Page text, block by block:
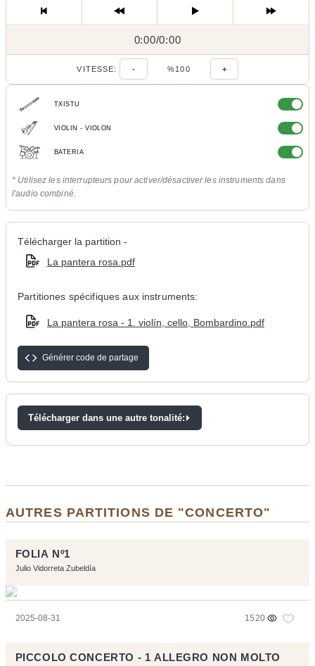
0:00/
0:00/0:00
VITESSE: - %100 +
TXISTU
VIOLIN - VIOLON
BATERIA
* Utilisez les interrupteurs pour activer/désactiver les instruments dans
l'audio combiné.
Télécharger la partition -
La pantera rosa.pdf
Partitiones spécifiques aux instruments:
La pantera rosa - 1. violín, cello, Bombardino.pdf
Générer code de partage
Télécharger dans une autre tonalité:
AUTRES PARTITIONS DE "CONCERTO"
FOLIA Nº1
Julio Vidorreta Zubeldía
2025-08-31 1520
PICCOLO CONCERTO - 1 ALLEGRO NON MOLTO